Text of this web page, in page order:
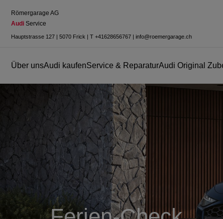
Römergarage AG
Audi Service
Hauptstrasse 127 | 5070 Frick | T +41628656767 | info@roemergarage.ch
Über unsAudi kaufenService & ReparaturAudi Original